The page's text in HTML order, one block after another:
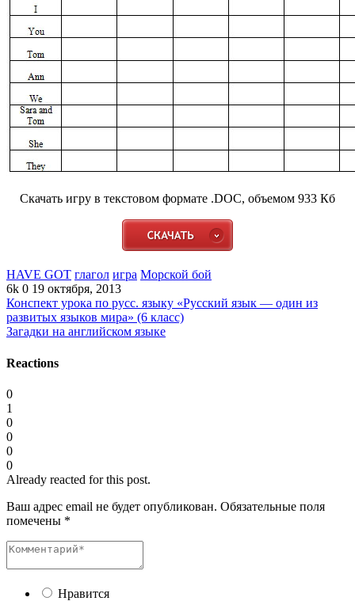
Скачать игру в текстовом формате .DOC, объемом 933 Кб
HAVE GOT глагол игра Морской бой
6k 0 19 октября, 2013
Конспект урока по русс. языку «Русский язык — один из
развитых языков мира» (6 класс)
Загадки на английском языке
Reactions
0
1
0
0
0
0
Already reacted for this post.
Ваш адрес email не будет опубликован. Обязательные поля
помечены *
Нравится